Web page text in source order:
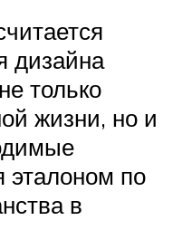
дизайна
только
жизни, но и
эталоном по
в